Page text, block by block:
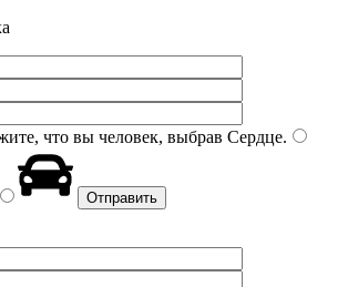
что вы человек, выбрав Сердце.